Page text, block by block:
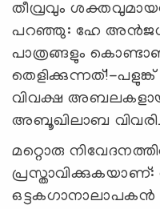
തീവ്രവും
പറഞ്ഞു: ഹേ
പാത്രങ്ങളും
തെളിക്കുന്നത്!-
വിവക്ഷ
അബൂഖിലാബ
മറ്റൊരു
പ്രസ്താവിക്കുകയാണ്: